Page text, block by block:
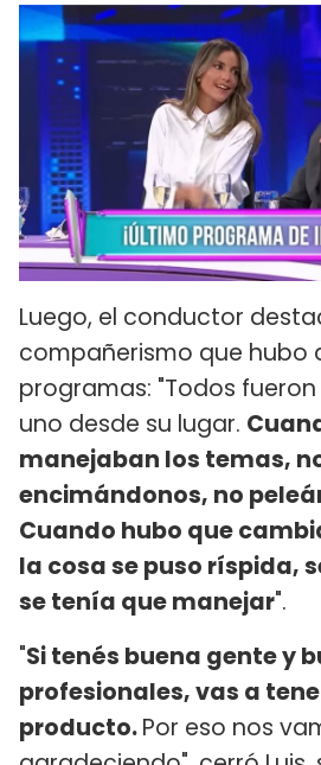
Luego, el conductor
compañerismo que hubo
programas: "Todos
uno desde su lugar.
manejaban los temas,
encimándonos, no
Cuando hubo que
la cosa se puso ríspida,
se tenía que manejar".
"Si tenés buena gente y
profesionales, vas a
producto.Por eso nos